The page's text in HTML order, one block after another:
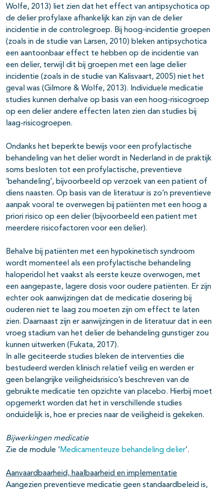
Wolfe, 2013) liet zien dat het effect van antipsychotica op
de delier profylaxe afhankelijk kan zijn van de delier
incidentie in de controlegroep. Bij hoog-incidentie groepen
(zoals in de studie van Larsen, 2010) bleken antipsychotica
een aantoonbaar effect te hebben op de incidentie van
een delier, terwijl dit bij groepen met een lage delier
incidentie (zoals in de studie van Kalisvaart, 2005) niet het
geval was (Gilmore & Wolfe, 2013). Individuele medicatie
studies kunnen derhalve op basis van een hoog-risicogroep
op een delier andere effecten laten zien dan studies bij
laag-risicogroepen.
Ondanks het beperkte bewijs voor een profylactische
behandeling van het delier wordt in Nederland in de praktijk
soms besloten tot een profylactische, preventieve
‘behandeling’, bijvoorbeeld op verzoek van een patient of
diens naasten. Op basis van de literatuur is zo’n preventieve
aanpak vooral te overwegen bij patiënten met een hoog a
priori risico op een delier (bijvoorbeeld een patient met
meerdere risicofactoren voor een delier).
Behalve bij patiënten met een hypokinetisch syndroom
wordt momenteel als een profylactische behandeling
haloperidol het vaakst als eerste keuze overwogen, met
een aangepaste, lagere dosis voor oudere patiënten. Er zijn
echter ook aanwijzingen dat de medicatie dosering bij
ouderen niet te laag zou moeten zijn om effect te laten
zien. Daarnaast zijn er aanwijzingen in de literatuur dat in een
vroeg stadium van het delier de behandeling gunstiger zou
kunnen uitwerken (Fukata, 2017).
In alle geciteerde studies bleken de interventies die
bestudeerd werden klinisch relatief veilig en werden er
geen belangrijke veiligheidsrisico’s beschreven van de
gebruikte medicatie ten opzichte van placebo. Hierbij moet
opgemerkt worden dat het in verschillende studies
onduidelijk is, hoe er precies naar de veiligheid is gekeken.
Bijwerkingen medicatie
Zie de module ‘ Medicamenteuze behandeling delier’.
Aanvaardbaarheid, haalbaarheid en implementatie
Aangezien preventieve medicatie geen standaardbeleid is,